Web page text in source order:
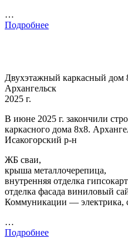
…
Подробнее
Двухэтажный каркасный дом
Архангельск
2025 г.
В июне 2025 г. закончили
каркасного дома 8х8.
Исакогорский р-н
ЖБ сваи,
крыша металлочерепица,
внутренняя отделка
отделка фасада виниловый
Коммуникации — электрика,
…
Подробнее